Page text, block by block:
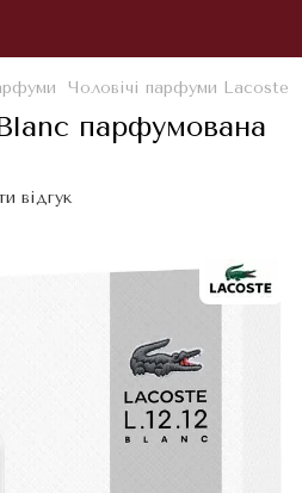
Чоловічі парфуми Lacoste
парфумована
відгук